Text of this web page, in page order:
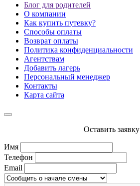
Блог для родителей
О компании
Как купить путевку?
Способы оплаты
Возврат оплаты
Политика конфиденциальности
Агентствам
Добавить лагерь
Персональный менеджер
Контакты
Карта сайта
Оставить заявку
Имя
Телефон
Email